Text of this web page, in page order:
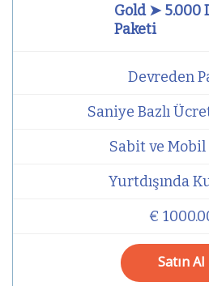
Gold ➤ 5.000
Paketi
Devreden
Saniye Bazlı
Sabit ve
Yurtdışında
€
Satın Al